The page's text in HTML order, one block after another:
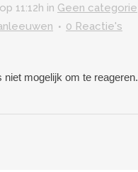
11:12h in Geen categorie
0 Reactie's
niet mogelijk om te reageren.